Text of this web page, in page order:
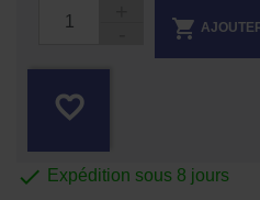

favorite_border
 Expédition sous 8 jours